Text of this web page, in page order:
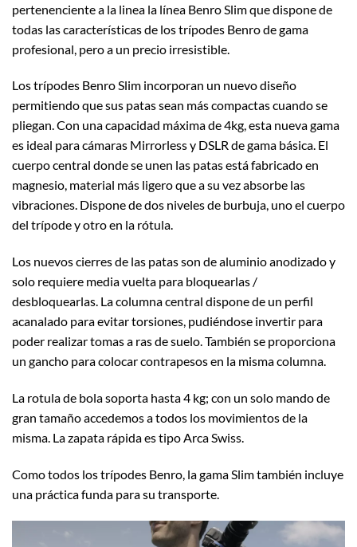
pertenenciente a la linea la línea Benro Slim que dispone de
todas las características de los trípodes Benro de gama
profesional, pero a un precio irresistible.
Los trípodes Benro Slim incorporan un nuevo diseño
permitiendo que sus patas sean más compactas cuando se
pliegan. Con una capacidad máxima de 4kg, esta nueva gama
es ideal para cámaras Mirrorless y DSLR de gama básica. El
cuerpo central donde se unen las patas está fabricado en
magnesio, material más ligero que a su vez absorbe las
vibraciones. Dispone de dos niveles de burbuja, uno el cuerpo
del trípode y otro en la rótula.
Los nuevos cierres de las patas son de aluminio anodizado y
solo requiere media vuelta para bloquearlas /
desbloquearlas. La columna central dispone de un perfil
acanalado para evitar torsiones, pudiéndose invertir para
poder realizar tomas a ras de suelo. También se proporciona
un gancho para colocar contrapesos en la misma columna.
La rotula de bola soporta hasta 4 kg; con un solo mando de
gran tamaño accedemos a todos los movimientos de la
misma. La zapata rápida es tipo Arca Swiss.
Como todos los trípodes Benro, la gama Slim también incluye
una práctica funda para su transporte.